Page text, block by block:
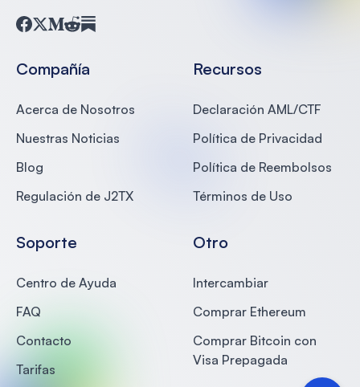
Compañía
Acerca de Nosotros
Nuestras Noticias
Blog
Regulación de J2TX
Soporte
Centro de Ayuda
FAQ
Contacto
Tarifas
Recursos
Declaración AML/CTF
Política de Privacidad
Política de Reembolsos
Términos de Uso
Otro
Intercambiar
Comprar Ethereum
Comprar Bitcoin con
Visa Prepagada